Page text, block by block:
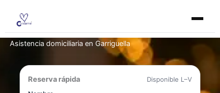
contenido
Asistencia domiciliaria en Garriguella
Reserva rápida
Disponible L–V